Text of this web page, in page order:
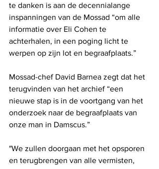
te danken is aan de decennialange
inspanningen van de Mossad “om alle
informatie over Eli Cohen te
achterhalen, in een poging licht te
werpen op zijn lot en begraafplaats.”
Mossad-chef David Barnea zegt dat het
terugvinden van het archief “een
nieuwe stap is in de voortgang van het
onderzoek naar de begraafplaats van
onze man in Damscus.”
"We zullen doorgaan met het opsporen
en terugbrengen van alle vermisten,